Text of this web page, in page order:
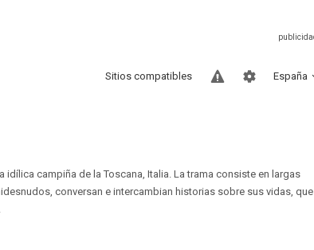
España
Sitios compatibles
idílica campiña de la Toscana, Italia. La trama consiste en largas
conversan e intercambian historias sobre sus vidas, que